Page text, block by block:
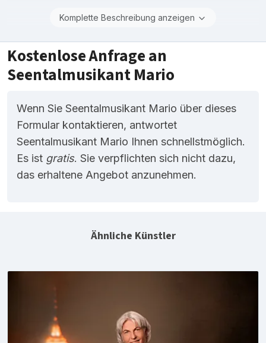
Komplette Beschreibung anzeigen
Kostenlose Anfrage an
Seentalmusikant Mario
Wenn Sie Seentalmusikant Mario über dieses
Formular kontaktieren, antwortet
Seentalmusikant Mario Ihnen schnellstmöglich.
Es ist gratis. Sie verpflichten sich nicht dazu,
das erhaltene Angebot anzunehmen.
Ähnliche Künstler